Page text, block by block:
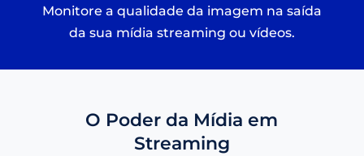
Monitore a qualidade da imagem na saída
da sua mídia streaming ou vídeos.
O Poder da Mídia em
Streaming